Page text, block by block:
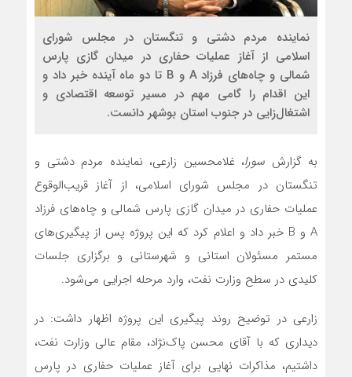
نماینده مردم دشتی و تنگستان در مجلس شورای
اسلامی از آغاز عملیات حفاری در میدان گازی پارس
شمالی و چاه‌های فرزاد A و B تا دو ماه آینده خبر داد و
این اقدام را گامی مهم در مسیر توسعه اقتصادی و
اشتغال‌زایی در جنوب استان بوشهر دانست.
به گزارش سورا، غلامحسین زارعی، نماینده مردم دشتی و
تنگستان در مجلس شورای اسلامی، از آغاز قریب‌الوقوع
عملیات حفاری در میدان گازی پارس شمالی و چاه‌های فرزاد
A و B خبر داد و اعلام کرد که این پروژه پس از پیگیری‌های
مستمر مسئولان استانی و شهرستانی و برگزاری جلسات
کلیدی در سطح وزارت نفت، وارد مرحله اجرایی می‌شود.
زارعی در توضیح روند پیگیری این پروژه اظهار داشت: در
دیداری که با آقای محسن پاک‌نژاد، مقام عالی وزارت نفت،
داشتیم، مذاکرات نهایی برای آغاز عملیات حفاری در پارس